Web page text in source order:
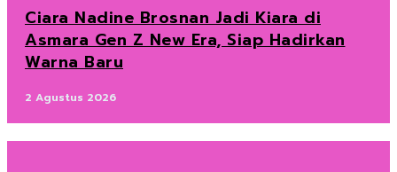
Ciara Nadine Brosnan Jadi Kiara di
Asmara Gen Z New Era, Siap Hadirkan
Warna Baru
2 Agustus 2026